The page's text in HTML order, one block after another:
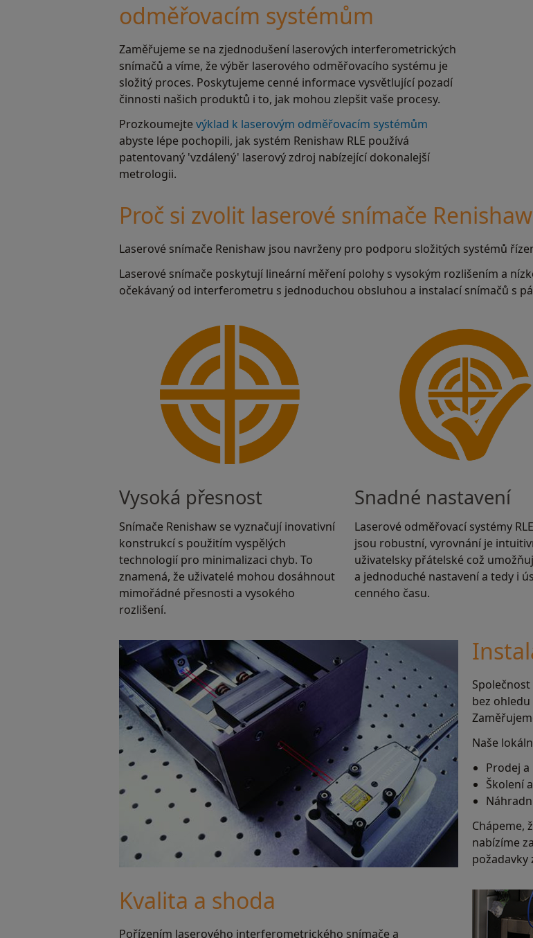
odměřovacím systémům
Zaměřujeme se na zjednodušení laserových interferometrických
snímačů a víme, že výběr laserového odměřovacího systému je
složitý proces. Poskytujeme cenné informace vysvětlující pozadí
činnosti našich produktů i to, jak mohou zlepšit vaše procesy.
Prozkoumejtevýklad k laserovým odměřovacím systémům
abyste lépe pochopili, jak systém Renishaw RLE používá
patentovaný 'vzdálený' laserový zdroj nabízející dokonalejší
metrologii.
Proč si zvolit laserové snímače
Laserové snímače Renishaw jsou navrženy pro podporu složitých systémů
Laserové snímače poskytují lineární měření polohy s vysokým rozlišením a
očekávaný od interferometru s jednoduchou obsluhou a instalací snímačů s
Vysoká přesnost
Snímače Renishaw se vyznačují inovativní
konstrukcí s použitím vyspělých
technologií pro minimalizaci chyb. To
znamená, že uživatelé mohou dosáhnout
mimořádné přesnosti a vysokého
rozlišení.
Snadné nastavení
Laserové odměřovací systémy
jsou robustní, vyrovnání je
uživatelsky přátelské což
a jednoduché nastavení a tedy i
cenného času.
bez ohledu
Naše
Prodej
Školení
Chápeme,
nabízíme
požadavky
Kvalita a shoda
Pořízením laserového interferometrického snímače a